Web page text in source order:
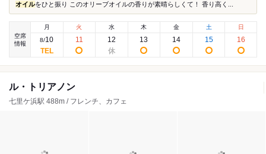
オイルをひと振り このオリーブオイルの香りが素晴らしくて！ 香り高く...
空席
情報
月
8/10
火
11
水
12
木
13
金
14
土
15
日
16
ル・トリアノン
七里ケ浜駅 488m / フレンチ、カフェ